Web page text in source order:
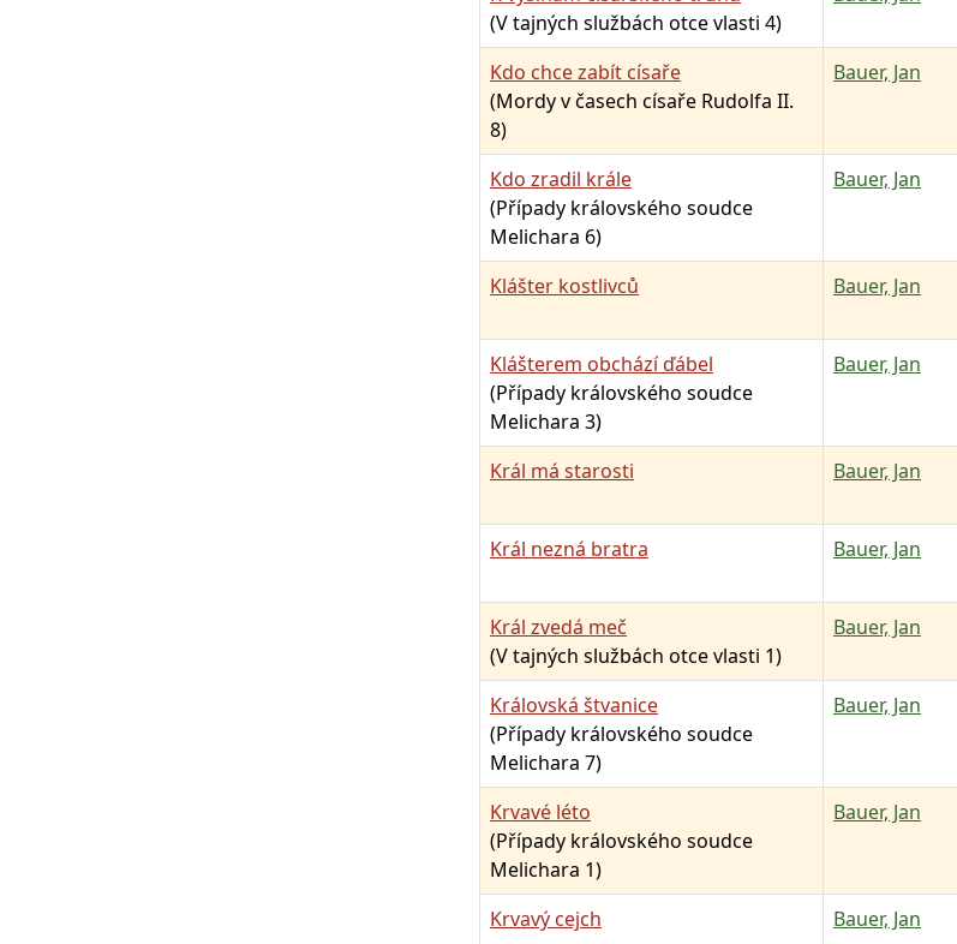
(V tajných službách otce vlasti 4)
Kdo chce zabít císaře
(Mordy v časech císaře Rudolfa II.
8)
Bauer, Jan
Kdo zradil krále
(Případy královského soudce
Melichara 6)
Bauer, Jan
Klášter kostlivců Bauer, Jan
Klášterem obchází ďábel
(Případy královského soudce
Melichara 3)
Bauer, Jan
Král má starosti Bauer, Jan
Král nezná bratra
Bauer, Jan
Král zvedá meč
(V tajných službách otce vlasti 1)
Bauer, Jan
Královská štvanice
(Případy královského soudce
Melichara 7)
Bauer, Jan
Krvavé léto
(Případy královského soudce
Melichara 1)
Bauer, Jan
Krvavý cejch Bauer, Jan